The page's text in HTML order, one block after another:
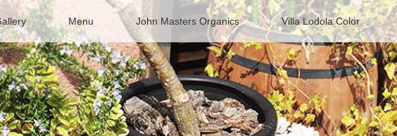
Menu John Masters Organics Villa Lodola Color